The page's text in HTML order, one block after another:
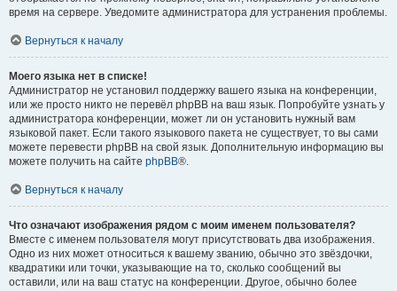
время на сервере. Уведомите администратора для устранения проблемы.
Вернуться к началу
Моего языка нет в списке!
Администратор не установил поддержку вашего языка на конференции,
или же просто никто не перевёл phpBB на ваш язык. Попробуйте узнать у
администратора конференции, может ли он установить нужный вам
языковой пакет. Если такого языкового пакета не существует, то вы сами
можете перевести phpBB на свой язык. Дополнительную информацию вы
можете получить на сайте phpBB®.
Вернуться к началу
Что означают изображения рядом с моим именем пользователя?
Вместе с именем пользователя могут присутствовать два изображения.
Одно из них может относиться к вашему званию, обычно это звёздочки,
квадратики или точки, указывающие на то, сколько сообщений вы
оставили, или на ваш статус на конференции. Другое, обычно более